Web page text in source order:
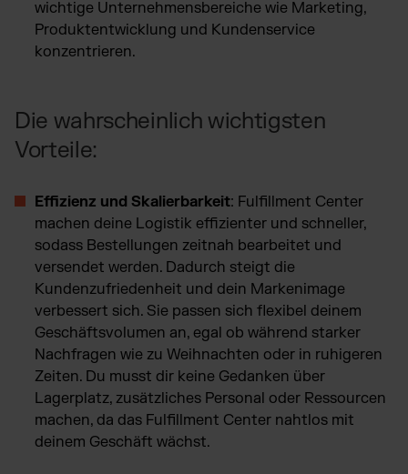
wichtige Unternehmensbereiche wie Marketing,
Produktentwicklung und Kundenservice
konzentrieren.
Die wahrscheinlich wichtigsten
Vorteile:
Effizienz und Skalierbarkeit: Fulfillment Center
machen deine Logistik effizienter und schneller,
sodass Bestellungen zeitnah bearbeitet und
versendet werden. Dadurch steigt die
Kundenzufriedenheit und dein Markenimage
verbessert sich. Sie passen sich flexibel deinem
Geschäftsvolumen an, egal ob während starker
Nachfragen wie zu Weihnachten oder in ruhigeren
Zeiten. Du musst dir keine Gedanken über
Lagerplatz, zusätzliches Personal oder Ressourcen
machen, da das Fulfillment Center nahtlos mit
deinem Geschäft wächst.